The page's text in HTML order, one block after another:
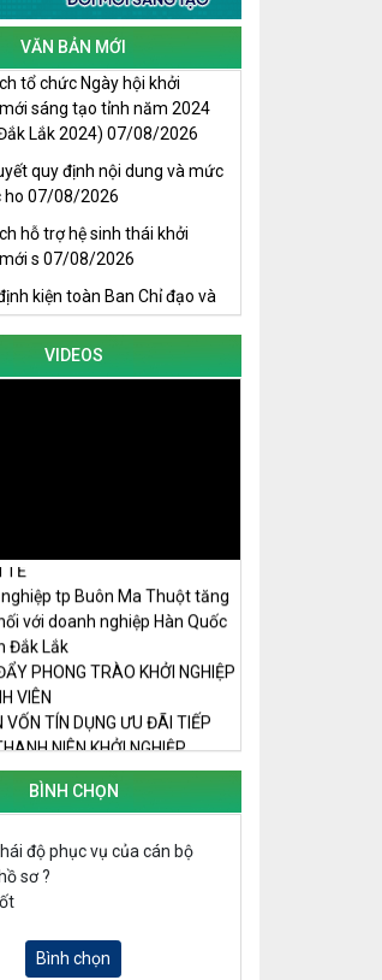
VĂN BẢN MỚI
tổ chức Ngày hội khởi
sáng tạo tỉnh năm 2024
Lắk 2024) 07/08/2026
quy định nội dung và mức
ho 07/08/2026
hỗ trợ hệ sinh thái khởi
s 07/08/2026
kiện toàn Ban Chỉ đạo và
B07/08/2026
VIDEOS
TECHFEST DAKLAK 2024
TẠO KHỞI NGHIỆP, PHÁT
tp Buôn Ma Thuột tăng
với doanh nghiệp Hàn Quốc
Đắk Lắk
PHONG TRÀO KHỞI NGHIỆP
VIÊN
VỐN TÍN DỤNG ƯU ĐÃI TIẾP
NIÊN KHỞI NGHIỆP
TINH THẦN KHỞI NGHIỆP
NIÊN TẠI HUYỆN KRÔNG
HOẠT ĐỘNG KHỞI NGHIỆP
ĐOẠN 2018-2020
TECHFEST 2024
BÌNH CHỌN
độ phục vụ của cán bộ
sơ ?
Bình chọn